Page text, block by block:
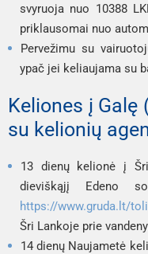
svyruoja nuo 10388
priklausomai nuo
Pervežimu su
ypač jei keliaujama su
Keliones į Galę
su kelionių
13 dienų kelionė į
dieviškąjį Edeno
https://www.gruda.lt/
Šri Lankoje prie
14 dienų Naujametė